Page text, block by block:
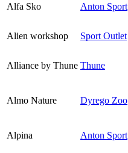
Alfa Sko Anton Sport
Alien workshop
Sport Outlet
Alliance by Thune Thune
Almo Nature Dyrego Zoo
Alpina Anton Sport